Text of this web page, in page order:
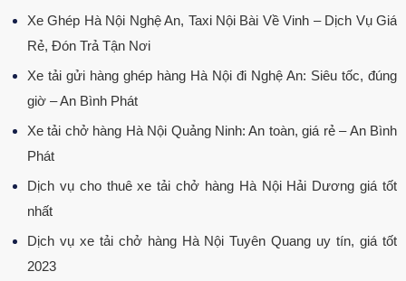
Xe Ghép Hà Nội Nghệ An, Taxi Nội Bài Về Vinh – Dịch Vụ Giá
Rẻ, Đón Trả Tận Nơi
Xe tải gửi hàng ghép hàng Hà Nội đi Nghệ An: Siêu tốc, đúng
giờ – An Bình Phát
Xe tải chở hàng Hà Nội Quảng Ninh: An toàn, giá rẻ – An Bình
Phát
Dịch vụ cho thuê xe tải chở hàng Hà Nội Hải Dương giá tốt
nhất
Dịch vụ xe tải chở hàng Hà Nội Tuyên Quang uy tín, giá tốt
2023